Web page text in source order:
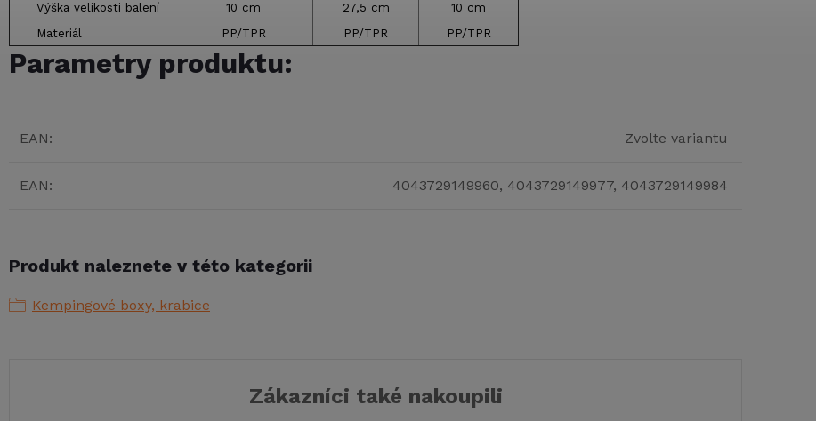
Výška velikosti balení
10 cm 27,5 cm
10 cm
Materiál
PP/TPR PP/TPR PP/TPR
Parametry produktu:
EAN: Zvolte variantu
EAN: 4043729149960, 4043729149977, 4043729149984
Produkt naleznete v této kategorii
Kempingové boxy, krabice
Zákazníci také nakoupili